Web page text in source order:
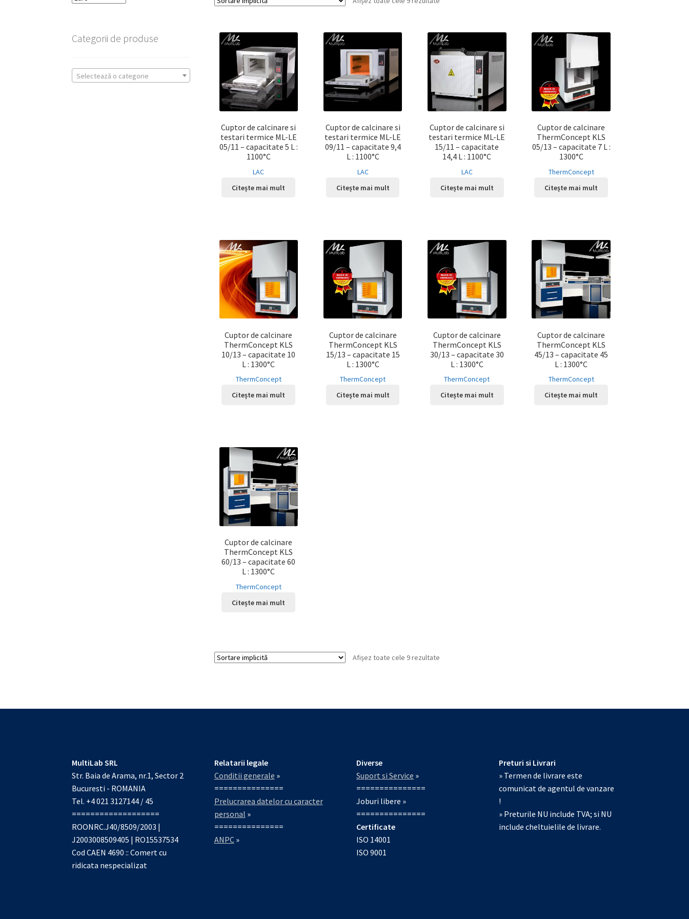
Cuptor de calcinare si
testari termice ML-LE
05/11 – capacitate 5 L :
1100°C
LAC
Citește mai mult
Cuptor de calcinare si
testari termice ML-LE
09/11 – capacitate 9,4
L : 1100°C
LAC
Citește mai mult
Cuptor de calcinare si
testari termice ML-LE
15/11 – capacitate
14,4 L : 1100°C
LAC
Citește mai mult
Cuptor de calcinare
ThermConcept KLS
05/13 – capacitate 7 L :
1300°C
ThermConcept
Citește mai mult
Cuptor de calcinare
ThermConcept KLS
10/13 – capacitate 10
L : 1300°C
ThermConcept
Citește mai mult
Cuptor de calcinare
ThermConcept KLS
15/13 – capacitate 15
L : 1300°C
ThermConcept
Citește mai mult
Cuptor de calcinare
ThermConcept KLS
30/13 – capacitate 30
L : 1300°C
ThermConcept
Citește mai mult
Cuptor de calcinare
ThermConcept KLS
45/13 – capacitate 45
L : 1300°C
ThermConcept
Citește mai mult
Cuptor de calcinare
ThermConcept KLS
60/13 – capacitate 60
L : 1300°C
ThermConcept
Citește mai mult
Afișez toate cele 9 rezultate
Categorii de produse
Selectează o categorie
MultiLab SRL
Str. Baia de Arama, nr.1, Sector 2
Bucuresti - ROMANIA
Tel. +4 021 3127144 / 45
===================
ROONRC.J40/8509/2003 |
J2003008509405 | RO15537534
Cod CAEN 4690 :: Comert cu
ridicata nespecializat
Relatarii legale
Conditii generale »
===============
Prelucrarea datelor cu caracter
personal »
===============
ANPC»
Diverse
Suport si Service »
===============
Joburi libere »
===============
Certificate
ISO 14001
ISO 9001
Preturi si Livrari
» Termen de livrare este
comunicat de agentul de vanzare
!
» Preturile NU include TVA; si NU
include cheltuielile de livrare.